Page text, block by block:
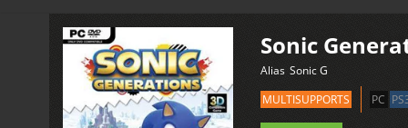
Sonic
Alias Sonic G
MULTISUPPORTS
PC